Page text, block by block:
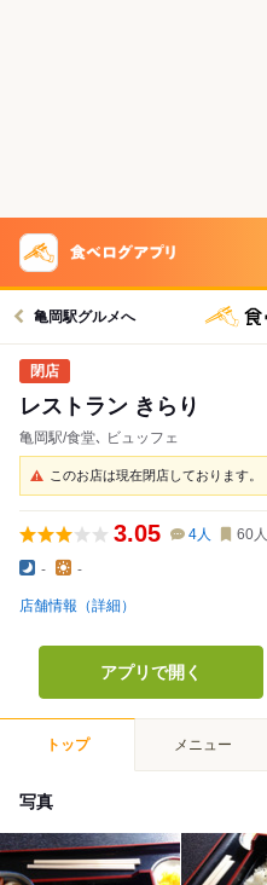
亀岡駅グルメへ
レストラン きらり
亀岡駅/食堂､ ビュッフェ
このお店は現在閉店しております。
3.05 4人 60人
- -
店舗情報（詳細）
アプリで開く
トップ メニュー
写真